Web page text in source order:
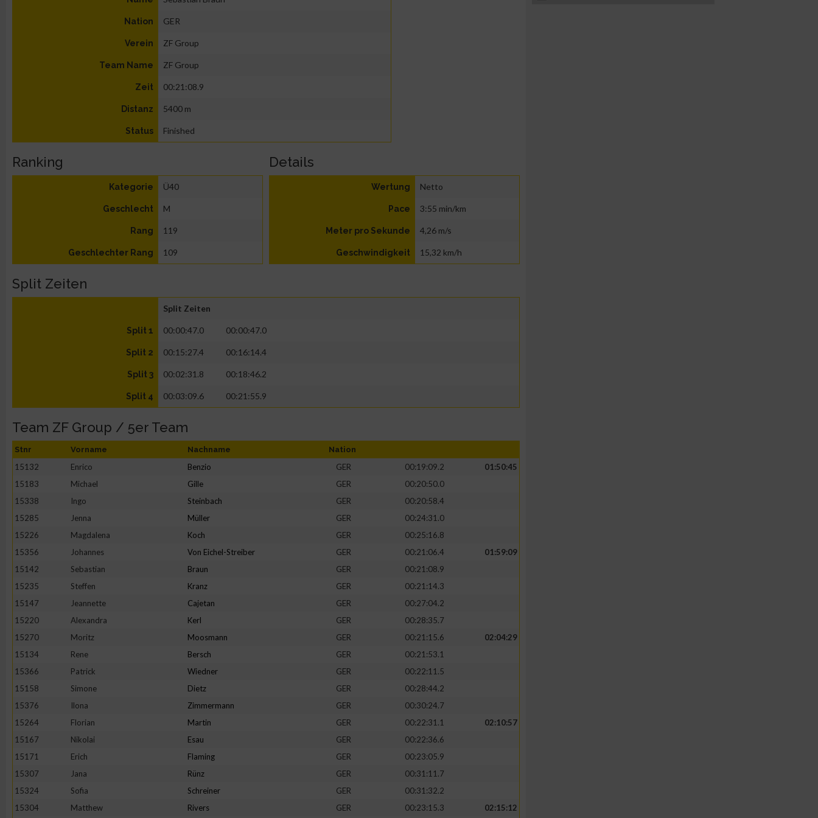
Nation GER
Verein ZF Group
Team Name ZF Group
Zeit 00:21:08.9
Distanz 5400 m
Status Finished
Ranking
Kategorie Ü40
Geschlecht M
Rang 119
Geschlechter Rang 109
Details
Wertung Netto
Pace 3:55 min/km
Meter pro Sekunde 4,26 m/s
Geschwindigkeit 15,32 km/h
Split Zeiten
Split Zeiten
Split 1 00:00:47.0 00:00:47.0
Split 2 00:15:27.4 00:16:14.4
Split 3 00:02:31.8 00:18:46.2
Split 4 00:03:09.6 00:21:55.9
Team ZF Group / 5er Team
Stnr Vorname Nachname Nation
15132 Enrico Benzio GER 00:19:09.2
01:50:45
15183
Michael Gille GER
00:20:50.0
15338
Ingo Steinbach GER
00:20:58.4
15285
Jenna Müller GER
00:24:31.0
15226
Magdalena Koch GER
00:25:16.8
15356
Johannes Von Eichel-Streiber GER 00:21:06.4
01:59:09
15142
Sebastian Braun GER
00:21:08.9
15235
Steffen Kranz GER
00:21:14.3
15147
Jeannette Cajetan GER
00:27:04.2
15220
Alexandra Kerl GER
00:28:35.7
15270
Moritz Moosmann GER 00:21:15.6
02:04:29
15134
Rene Bersch GER
00:21:53.1
15366
Patrick Wiedner GER
00:22:11.5
15158
Simone Dietz GER
00:28:44.2
15376
Ilona Zimmermann GER
00:30:24.7
15264
Florian Martin GER 00:22:31.1
02:10:57
15167
Nikolai Esau GER
00:22:36.6
15171
Erich Flaming GER
00:23:05.9
15307
Jana Rünz GER
00:31:11.7
15324
Sofia Schreiner GER
00:31:32.2
15304
Matthew Rivers GER 00:23:15.3
02:15:12